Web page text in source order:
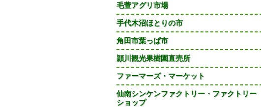
毛萱アグリ市場
手代木沼ほとりの市
角田市葉っぱ市
頴川観光果樹園直売所
ファーマーズ・マーケット
仙南シンケンファクトリー・ファクトリー
ショップ